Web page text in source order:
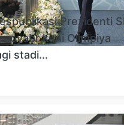
Prezidenti
kuni Olimpiya
stadi...